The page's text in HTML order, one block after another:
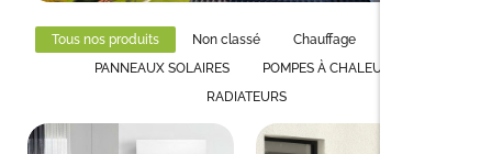
Tous nos produits Non classé Chauffage
PANNEAUX SOLAIRES
POMPES À CHALEURS
RADIATEURS